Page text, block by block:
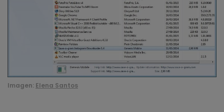
Imagen: Elena Santos